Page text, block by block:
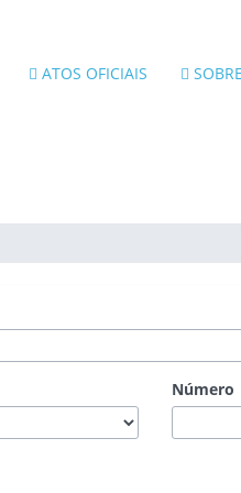
ATOS OFICIAIS SOBRE
Número